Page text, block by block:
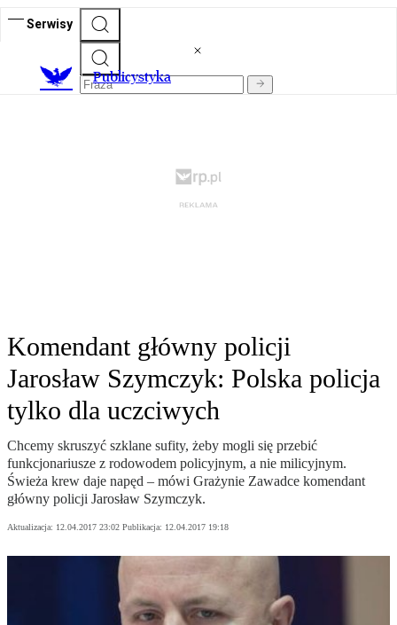
Serwisy
Publicystyka
Komendant główny policji
Jarosław Szymczyk: Polska policja
tylko dla uczciwych
Chcemy skruszyć szklane sufity, żeby mogli się przebić
funkcjonariusze z rodowodem policyjnym, a nie milicyjnym.
Świeża krew daje napęd – mówi Grażynie Zawadce komendant
główny policji Jarosław Szymczyk.
Aktualizacja: 12.04.2017 23:02 Publikacja: 12.04.2017 19:18